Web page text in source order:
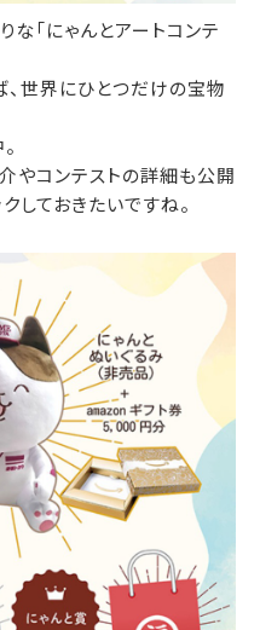
「にゃんとアートコンテ
世界にひとつだけの宝物
やコンテストの詳細も公開
しておきたいですね。